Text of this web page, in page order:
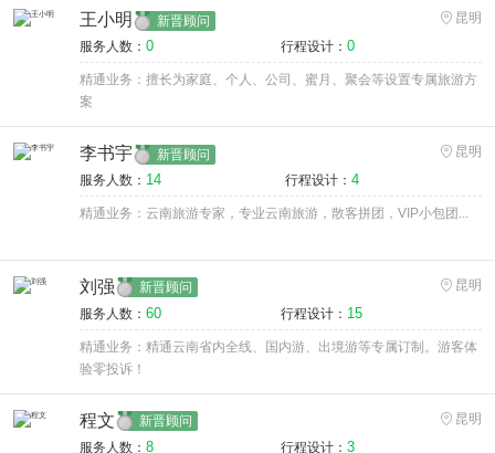
王小明 新晋顾问
昆明
服务人数： 0 行程设计： 0
精通业务：擅长为家庭、个人、公司、蜜月、聚会等设置专属旅游方
案
李书宇 新晋顾问
昆明
服务人数： 14 行程设计： 4
精通业务：云南旅游专家，专业云南旅游，散客拼团，VIP小包团...
刘强 新晋顾问
昆明
服务人数： 60 行程设计： 15
精通业务：精通云南省内全线、国内游、出境游等专属订制。游客体
验零投诉！
程文 新晋顾问
昆明
服务人数： 8 行程设计： 3